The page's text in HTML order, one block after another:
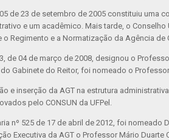
de 23 de setembro de 2005 constituiu
e um acadêmico. Mais tarde, o Conselho
o Regimento e a Normatização da Agência
de 04 de março de 2008, designou o
Gabinete do Reitor, foi nomeado o
e inserção da AGT na estrutura
pelo CONSUN da UFPel.
nº 525 de 17 de abril de 2012, foi nomeado
Executiva da AGT o Professor Mário Duarte